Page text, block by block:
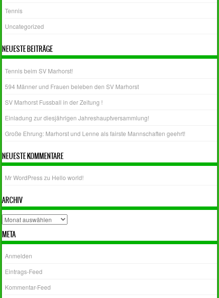
Tennis
Uncategorized
NEUESTE BEITRÄGE
Tennis beim SV Marhorst!
594 Männer und Frauen beleben den SV Marhorst
SV Marhorst Fussball in der Zeitung !
Einladung zur diesjährigen Jahreshauptversammlung!
Große Ehrung: Marhorst und Lenne als fairste Mannschaften geehrt!
NEUESTE KOMMENTARE
Mr WordPresszu Hello world!
ARCHIV
Archiv
META
Anmelden
Eintrags-Feed
Kommentar-Feed